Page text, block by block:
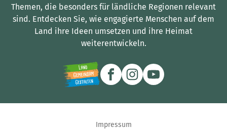
Themen, die besonders für ländliche Regionen relevant
sind. Entdecken Sie, wie engagierte Menschen auf dem
Land ihre Ideen umsetzen und ihre Heimat
weiterentwickeln.
Impressum